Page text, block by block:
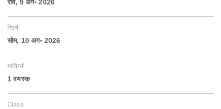
रवि, 9 अग॰ 2026
रिटर्न
सोम, 10 अग॰ 2026
यात्रियों
1 वयस्‍क
Class